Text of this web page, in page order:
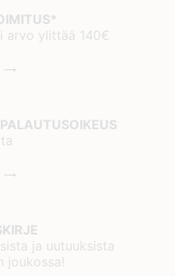
arvo ylittää 140€
ja uutuuksista
joukossa!